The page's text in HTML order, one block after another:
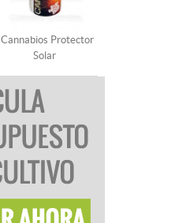
Cannabios Protector
Solar